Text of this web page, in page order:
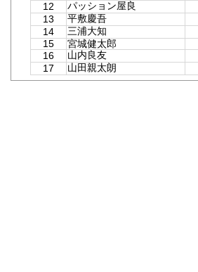
12
パッション屋良
13
平敷慶吾
14
三浦大知
15
宮城健太郎
16
山内良友
17
山田親太朗